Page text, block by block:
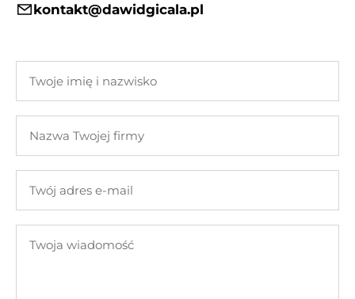
kontakt@dawidgicala.pl
imię
nazwisko
Twojej
adres
mail
wiadomość